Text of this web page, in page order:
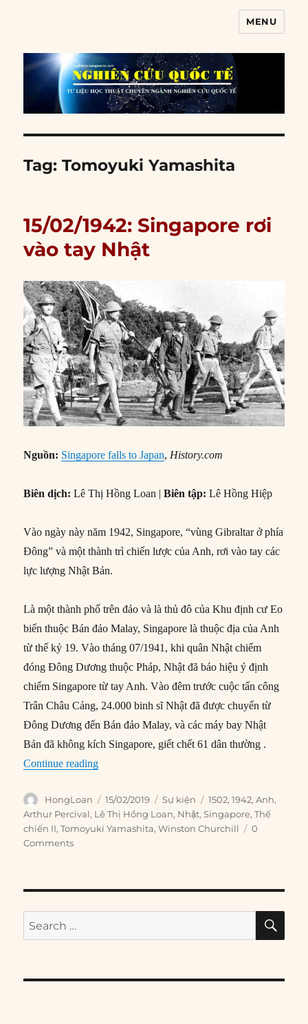
MENU
Tag:Tomoyuki Yamashita
15/02/1942: Singapore rơi
vào tay Nhật
Nguồn: Singapore falls to Japan, History.com
Biên dịch: Lê Thị Hồng Loan |Biên tập:Lê Hồng Hiệp
Vào ngày này năm 1942, Singapore, “vùng Gibraltar ở phía
Đông” và một thành trì chiến lược của Anh, rơi vào tay các
lực lượng Nhật Bản.
Là một thành phố trên đảo và là thủ đô của Khu định cư Eo
biển thuộc Bán đảo Malay, Singapore là thuộc địa của Anh
từ thế kỷ 19. Vào tháng 07/1941, khi quân Nhật chiếm
đóng Đông Dương thuộc Pháp, Nhật đã báo hiệu ý định
chiếm Singapore từ tay Anh. Vào đêm trước cuộc tấn công
Trân Châu Cảng, 24.000 binh sĩ Nhật đã được chuyển từ
Đông Dương đến Bán đảo Malay, và các máy bay Nhật
Bản đã không kích Singapore, giết chết 61 dân thường .
Continue reading“15/02/1942: Singapore rơi vào tay Nhật”
Author
HongLoan
Posted
on
15/02/2019 Categories
Sự kiện Tags
1502,1942,Anh,
Arthur Percival, Lê Thị Hồng Loan, Nhật,Singapore,Thế
chiến II,Tomoyuki Yamashita,Winston Churchill
0
Comments
Search
for: